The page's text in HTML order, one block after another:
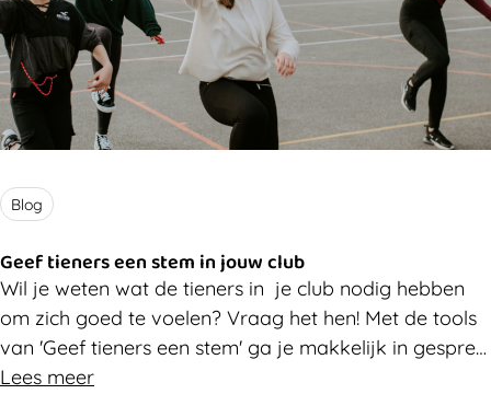
Blog
Geef tieners een stem in jouw club
Wil je weten wat de tieners in je club nodig hebben
om zich goed te voelen? Vraag het hen! Met de tools
van 'Geef tieners een stem' ga je makkelijk in gesprek
en ontdek je wat er leeft binnen je club.
Lees meer